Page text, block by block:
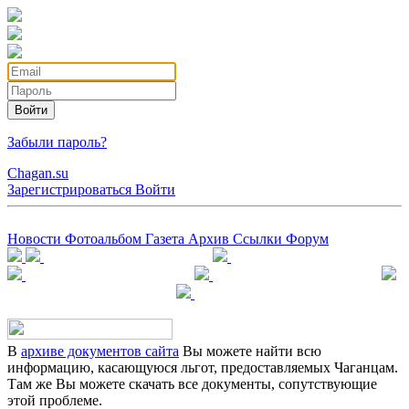
Войти
Забыли пароль?
Chagan.su
Зарегистрироваться Войти
Новости Фотоальбом Газета Архив Ссылки Форум
В архиве документов сайта Вы можете найти всю
информацию, касающуюся льгот, предоставляемых Чаганцам.
Там же Вы можете скачать все документы, сопутствующие
этой проблеме.